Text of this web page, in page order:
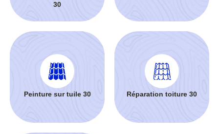
30
Peinture sur tuile 30 Réparation toiture 30